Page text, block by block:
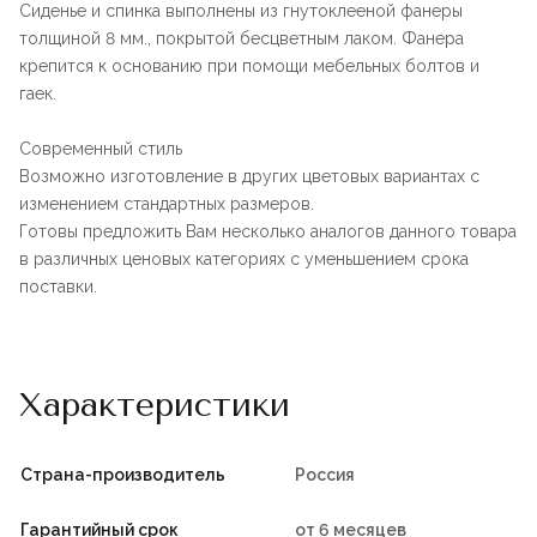
Сиденье и спинка выполнены из гнутоклееной фанеры
толщиной 8 мм., покрытой бесцветным лаком. Фанера
крепится к основанию при помощи мебельных болтов и
гаек.
Современный стиль
Возможно изготовление в других цветовых вариантах с
изменением стандартных размеров.
Готовы предложить Вам несколько аналогов данного товара
в различных ценовых категориях с уменьшением срока
поставки.
Характеристики
Страна-производитель Россия
Гарантийный срок от 6 месяцев